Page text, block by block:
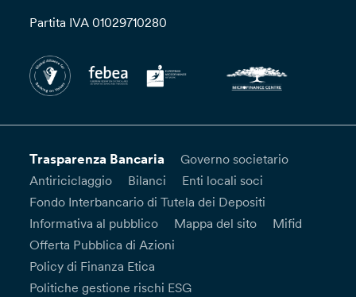
Partita IVA 01029710280
Trasparenza Bancaria
Governo societario
Antiriciclaggio
Bilanci
Enti locali soci
Fondo Interbancario di Tutela dei Depositi
Informativa al pubblico
Mappa del sito
Mifid
Offerta Pubblica di Azioni
Policy di Finanza Etica
Politiche gestione rischi ESG